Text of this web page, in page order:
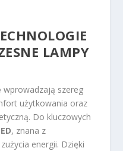
LAMPY
wprowadzają szereg
użytkowania oraz
Do kluczowych
, znana z
energii. Dzięki